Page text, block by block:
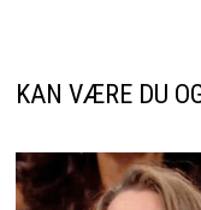
KAN VÆRE DU